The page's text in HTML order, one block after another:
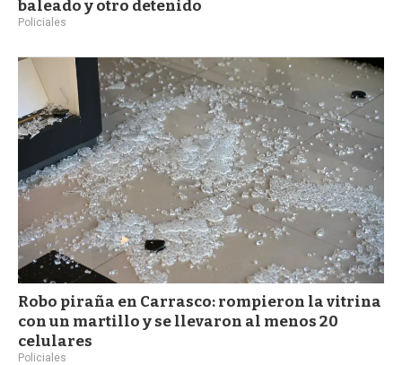
baleado y otro detenido
Policiales
Robo piraña en Carrasco: rompieron la vitrina
con un martillo y se llevaron al menos 20
celulares
Policiales